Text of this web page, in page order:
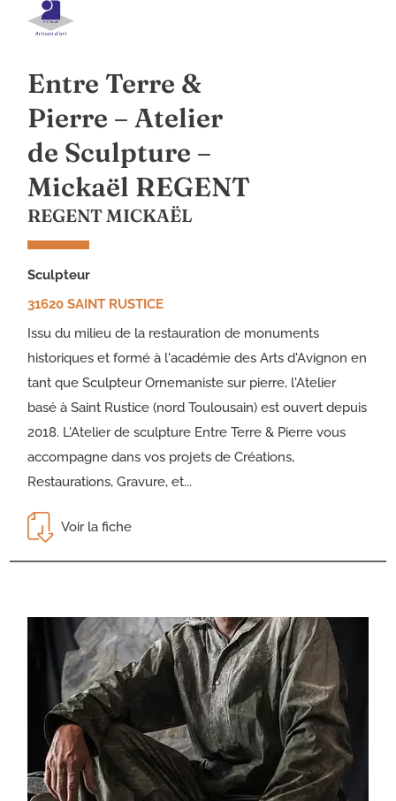
Entre Terre &
Pierre – Atelier
de Sculpture –
Mickaël REGENT
REGENT MICKAËL
sculpteur
31620 SAINT RUSTICE
Issu du milieu de la restauration de monuments
historiques et formé à l'académie des Arts d'Avignon en
tant que Sculpteur Ornemaniste sur pierre, l'Atelier
basé à Saint Rustice (nord Toulousain) est ouvert depuis
2018. L'Atelier de sculpture Entre Terre & Pierre vous
accompagne dans vos projets de Créations,
Restaurations, Gravure, et...
Voir la fiche